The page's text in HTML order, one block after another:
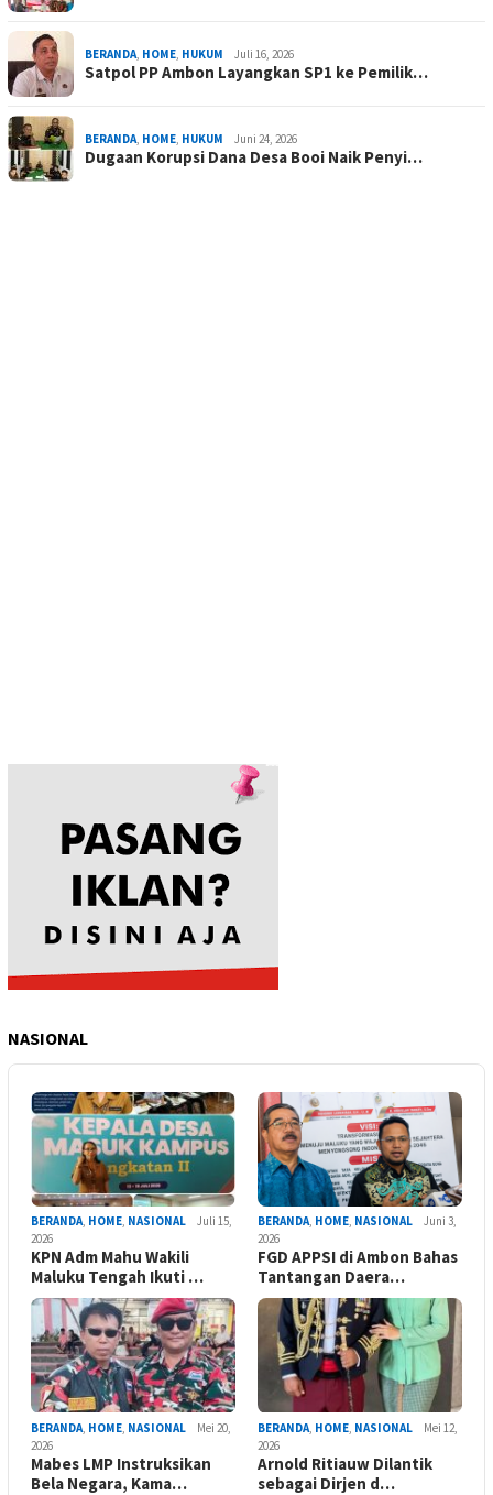
BERANDA, HOME, HUKUM Juli 16, 2026
Satpol PP Ambon Layangkan SP1 ke Pemilik…
BERANDA, HOME, HUKUM Juni 24, 2026
Dugaan Korupsi Dana Desa Booi Naik Penyi…
NASIONAL
BERANDA, HOME, NASIONAL
Juli 15,
2026
KPN Adm Mahu Wakili
Maluku Tengah Ikuti …
BERANDA, HOME, NASIONAL
Juni 3,
2026
FGD APPSI di Ambon Bahas
Tantangan Daera…
BERANDA HOME NASIONAL
Mei 20,
2026
Mabes LMP Instruksikan
Bela Negara, Kama…
BERANDA HOME NASIONAL
Mei 12,
2026
Arnold Ritiauw Dilantik
sebagai Dirjen d…